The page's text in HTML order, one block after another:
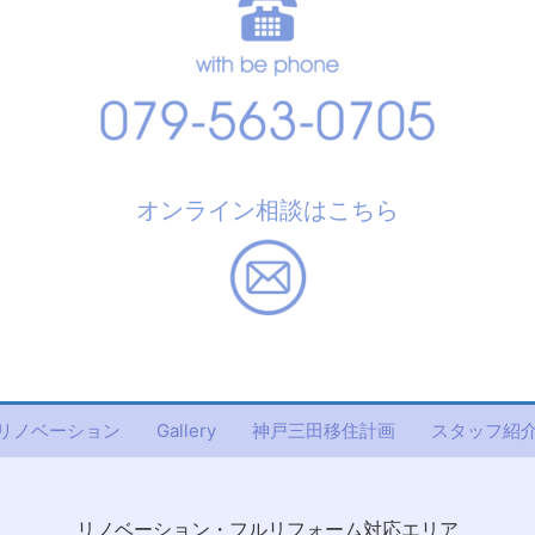
オンライン相談はこちら
リノベーション Gallery 神戸三田移住計画 スタッフ紹
リノベーション・フルリフォーム対応エリア